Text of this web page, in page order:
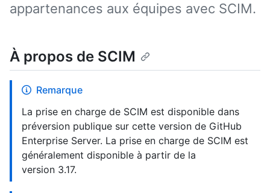
appartenances aux équipes avec SCIM.
À propos de SCIM
Remarque
La prise en charge de SCIM est disponible dans
préversion publique sur cette version de GitHub
Enterprise Server. La prise en charge de SCIM est
généralement disponible à partir de la
version 3.17.